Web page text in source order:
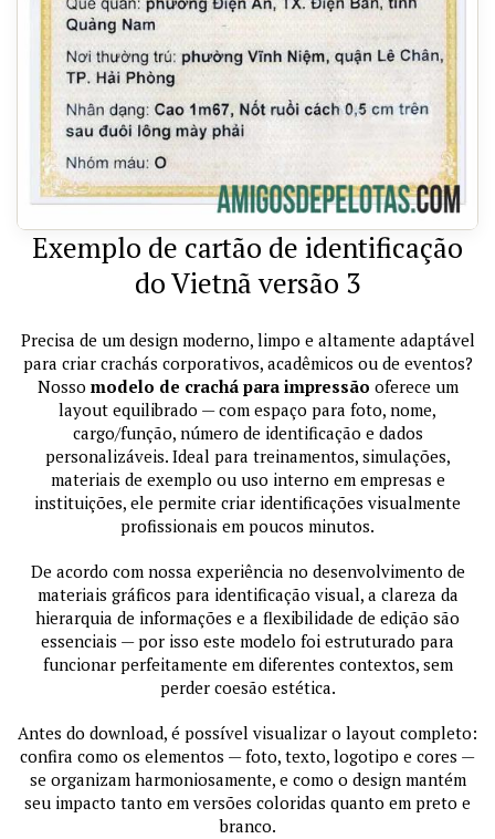
Exemplo de cartão de identificação
do Vietnã versão 3
Precisa de um design moderno, limpo e altamente adaptável
para criar crachás corporativos, acadêmicos ou de eventos?
Nosso modelo de crachá para impressão oferece um
layout equilibrado — com espaço para foto, nome,
cargo/função, número de identificação e dados
personalizáveis. Ideal para treinamentos, simulações,
materiais de exemplo ou uso interno em empresas e
instituições, ele permite criar identificações visualmente
profissionais em poucos minutos.
De acordo com nossa experiência no desenvolvimento de
materiais gráficos para identificação visual, a clareza da
hierarquia de informações e a flexibilidade de edição são
essenciais — por isso este modelo foi estruturado para
funcionar perfeitamente em diferentes contextos, sem
perder coesão estética.
Antes do download, é possível visualizar o layout completo:
confira como os elementos — foto, texto, logotipo e cores —
se organizam harmoniosamente, e como o design mantém
seu impacto tanto em versões coloridas quanto em preto e
branco.